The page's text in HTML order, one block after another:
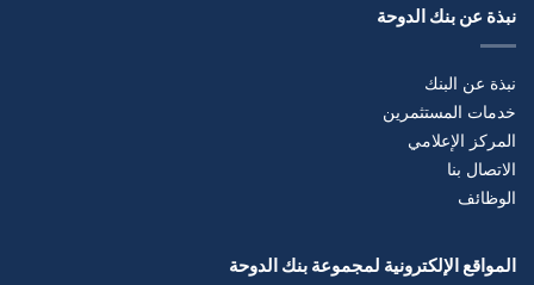
نبذة عن بنك الدوحة
نبذة عن البنك
خدمات المستثمرين
المركز الإعلامي
الاتصال بنا
الوظائف
المواقع الإلكترونية لمجموعة بنك الدوحة